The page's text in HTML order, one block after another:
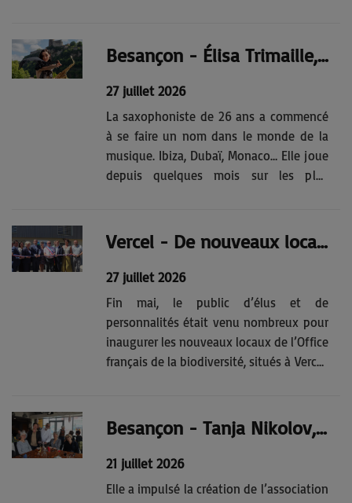
comptent bien continuer.“La situation
de l’entreprise reste bonne” -...
Besançon - Élisa Trimaille, la nouvelle star du saxo
27 juillet 2026
La saxophoniste de 26 ans a commencé
à se faire un nom dans le monde de la
musique. Ibiza, Dubaï, Monaco… Elle joue
depuis quelques mois sur les plus
internationauxRécemment, c’est à
Monaco qu’elle a été appelée à jouer du
saxophone, pour un...
Vercel - De nouveaux locaux de l’O.F.B. pour une meilleure visibilité
27 juillet 2026
Fin mai, le public d’élus et de
personnalités était venu nombreux pour
inaugurer les nouveaux locaux de l’Office
français de la biodiversité, situés à Vercel.
cible d’attaques au national.La
mobilisation a fait chaud au...
Besançon - Tanja Nikolov, reflet d’humanité
21 juillet 2026
Elle a impulsé la création de l’association